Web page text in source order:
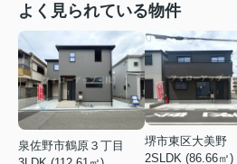
よく見られている物件
泉佐野市鶴原３丁目
堺市東区大美野
2SLDK (86.66㎡)